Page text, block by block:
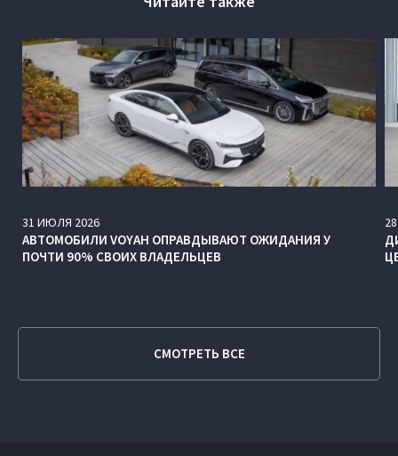
31 ИЮЛЯ 2026
АВТОМОБИЛИ VOYAH ОПРАВДЫВАЮТ ОЖИДАНИЯ У
ПОЧТИ 90% СВОИХ ВЛАДЕЛЬЦЕВ
28
СМОТРЕТЬ ВСЕ